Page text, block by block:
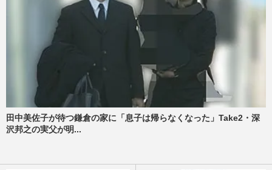
田中美佐子が待つ鎌倉の家に「息子は帰らなくなった」Take2・深
沢邦之の実父が明...